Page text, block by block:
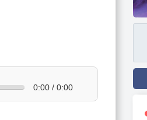
0:00 / 0:00